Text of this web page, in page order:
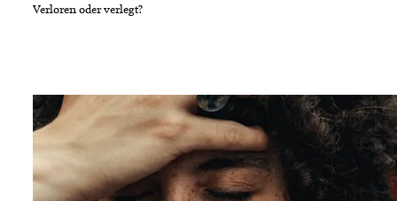
Verloren oder verlegt?